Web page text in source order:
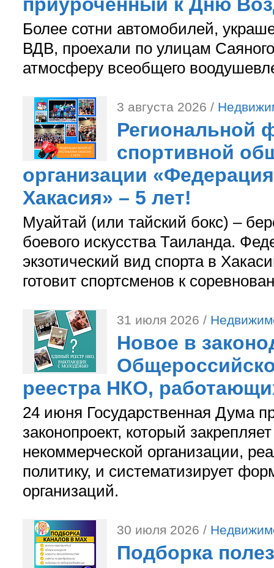
Более сотни автомобилей,
ВДВ, проехали по улицам
атмосферу всеобщего
3 августа 2026 /
Региональной
спортивной
организации
Хакасия» – 5 лет!
Муайтай (или тайский бокс) –
боевого искусства Таиланда.
экзотический вид спорта в
готовит спортсменов к
31 июля 2026 /
Новое в
реестра НКО,
24 июня Государственная Дума
законопроект, который
некоммерческой организации,
политику, и систематизирует
организаций.
30 июля 2026 /
Подборка